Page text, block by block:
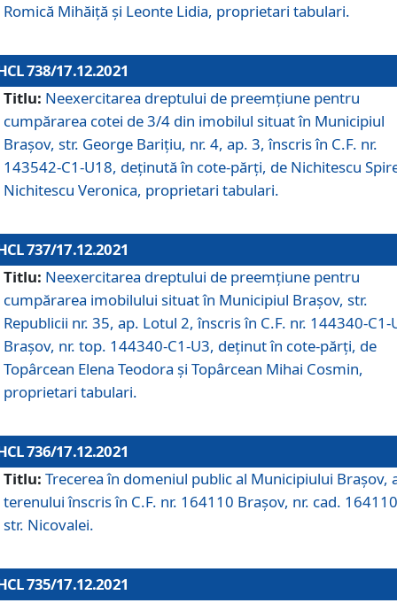
Romică Mihăiță și Leonte Lidia, proprietari tabulari.
738/17.12.2021
Titlu: Neexercitarea dreptului de preemţiune pentru
cumpărarea cotei de 3/4 din imobilul situat în Municipiul
Braşov, str. George Barițiu, nr. 4, ap. 3, înscris în C.F. nr.
143542-C1-U18, deținută în cote-părți, de Nichitescu
Nichitescu Veronica, proprietari tabulari.
737/17.12.2021
Titlu: Neexercitarea dreptului de preemţiune pentru
cumpărarea imobilului situat în Municipiul Braşov, str.
Republicii nr. 35, ap. Lotul 2, înscris în C.F. nr. 144340-C1-
Brașov, nr. top. 144340-C1-U3, deținut în cote-părți, de
Topârcean Elena Teodora și Topârcean Mihai Cosmin,
proprietari tabulari.
736/17.12.2021
Titlu: Trecerea în domeniul public al Municipiului Braşov,
terenului înscris în C.F. nr. 164110 Brașov, nr. cad.
str. Nicovalei.
735/17.12.2021